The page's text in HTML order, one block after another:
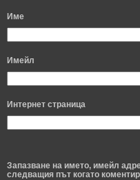
Име
Имейл
Интернет страница
Запазване на името, имейл
следващия път когато